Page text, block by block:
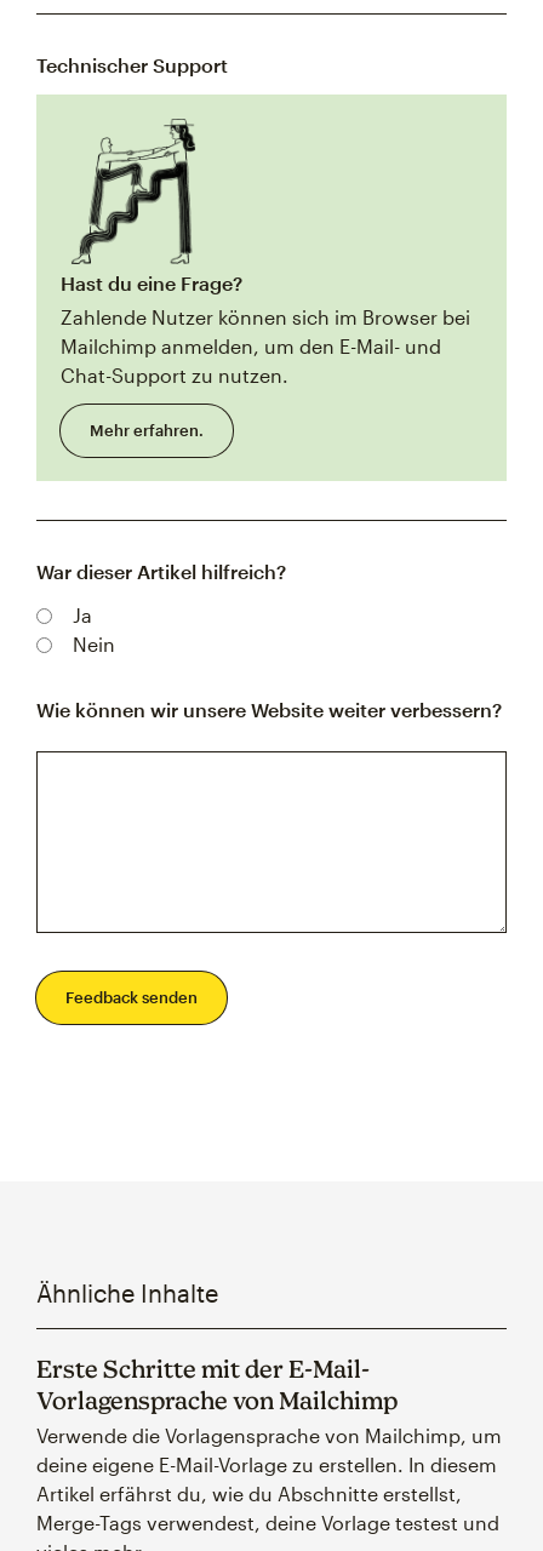
Technischer Support
Hast du eine Frage?
Zahlende Nutzer können sich im Browser bei
Mailchimp anmelden, um den E-Mail- und
Chat-Support zu nutzen.
Mehr erfahren.
War dieser Artikel hilfreich?
Ja
Nein
Wie können wir unsere Website weiter verbessern?
Feedback senden
Ähnliche Inhalte
Erste Schritte mit der E-Mail-
Vorlagensprache von Mailchimp
Verwende die Vorlagensprache von Mailchimp, um
deine eigene E-Mail-Vorlage zu erstellen. In diesem
Artikel erfährst du, wie du Abschnitte erstellst,
Merge-Tags verwendest, deine Vorlage testest und